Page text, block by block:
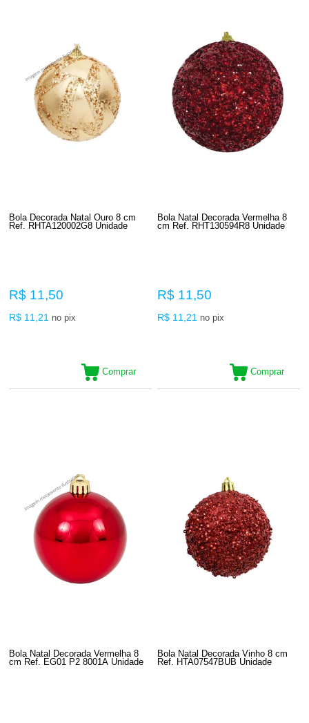
Bola Decorada Natal Ouro 8 cm
Ref. RHTA120002G8 Unidade
R$ 11,50
R$ 11,21 no pix
Comprar
Bola Natal Decorada Vermelha 8
cm Ref. RHT130594R8 Unidade
R$ 11,50
R$ 11,21 no pix
Comprar
Bola Natal Decorada Vermelha 8
cm Ref. EG01 P2 8001A Unidade
Bola Natal Decorada Vinho 8 cm
Ref. HTA07547BUB Unidade